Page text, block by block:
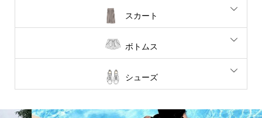
スカート
ボトムス
シューズ